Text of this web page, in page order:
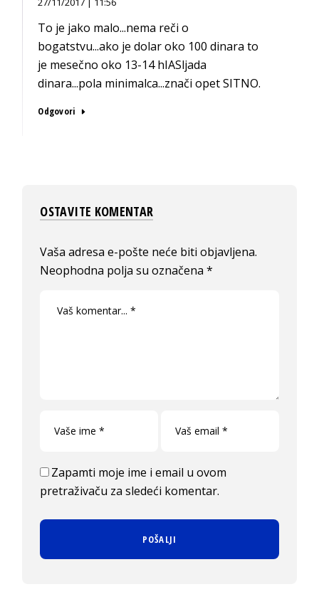
To je jako malo...nema reči o
bogatstvu...ako je dolar oko 100 dinara to
je mesečno oko 13-14 hIASljada
dinara...pola minimalca...znači opet SITNO.
Odgovori
OSTAVITE KOMENTAR
Vaša adresa e-pošte neće biti objavljena.
Neophodna polja su označena*
Zapamti moje ime i email u ovom
pretraživaču za sledeći komentar.